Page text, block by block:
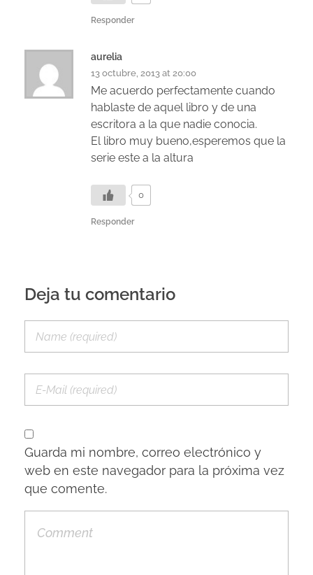
Responder
aurelia
13 octubre, 2013 at 20:00
Me acuerdo perfectamente cuando
hablaste de aquel libro y de una
escritora a la que nadie conocia.
El libro muy bueno,esperemos que la
serie este a la altura
0
Responder
Deja tu comentario
Guarda mi nombre, correo electrónico y
web en este navegador para la próxima vez
que comente.